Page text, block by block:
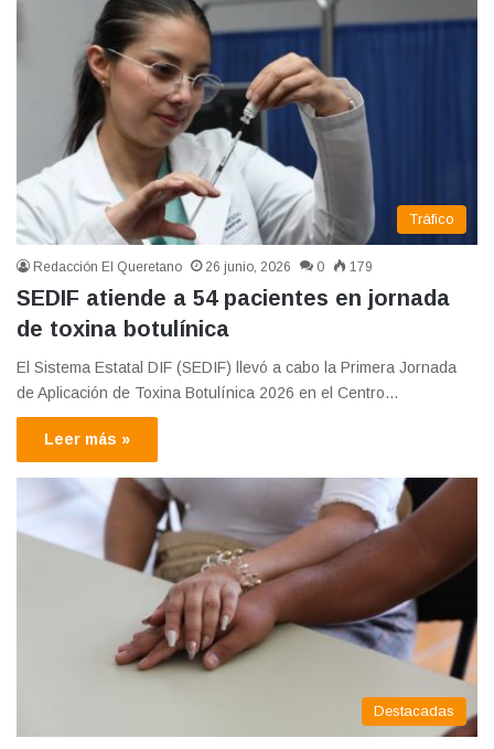
Tráfico
Redacción El Queretano 26 junio, 2026 0 179
SEDIF atiende a 54 pacientes en jornada
de toxina botulínica
El Sistema Estatal DIF (SEDIF) llevó a cabo la Primera Jornada
de Aplicación de Toxina Botulínica 2026 en el Centro…
Leer más »
Destacadas